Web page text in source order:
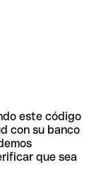
este código
con su banco
que sea